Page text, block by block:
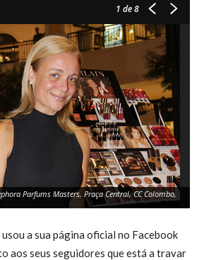
1 de 8
Parfums Masters, Praça Central, CC Colombo,
usou a sua página oficial no Facebook
aos seus seguidores que está a travar